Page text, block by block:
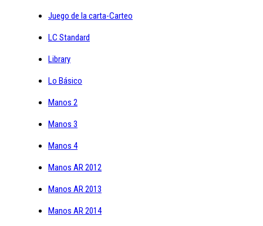
Juego de la carta-Carteo
LC Standard
Library
Lo Básico
Manos 2
Manos 3
Manos 4
Manos AR 2012
Manos AR 2013
Manos AR 2014